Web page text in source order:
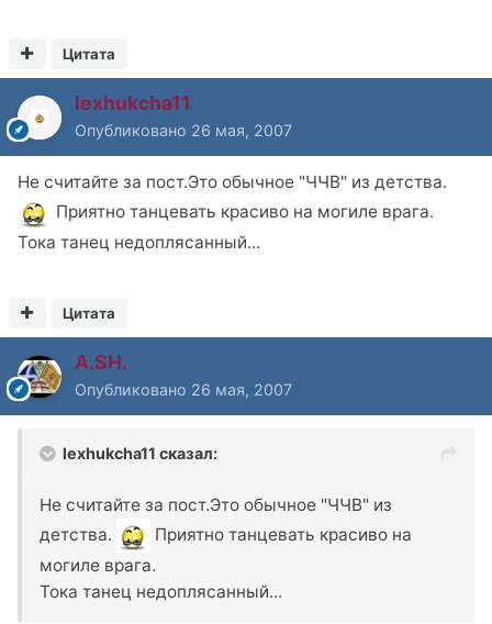
Цитата
lexhukcha11
Опубликовано 26 мая, 2007
Не считайте за пост.Это обычное "ЧЧВ" из детства.
Приятно танцевать красиво на могиле врага.
Тока танец недоплясанный...
Цитата
A.SH.
Опубликовано 26 мая, 2007
lexhukcha11 сказал:
Не считайте за пост.Это обычное "ЧЧВ" из
детства.
Приятно танцевать красиво на
могиле врага.
Тока танец недоплясанный...